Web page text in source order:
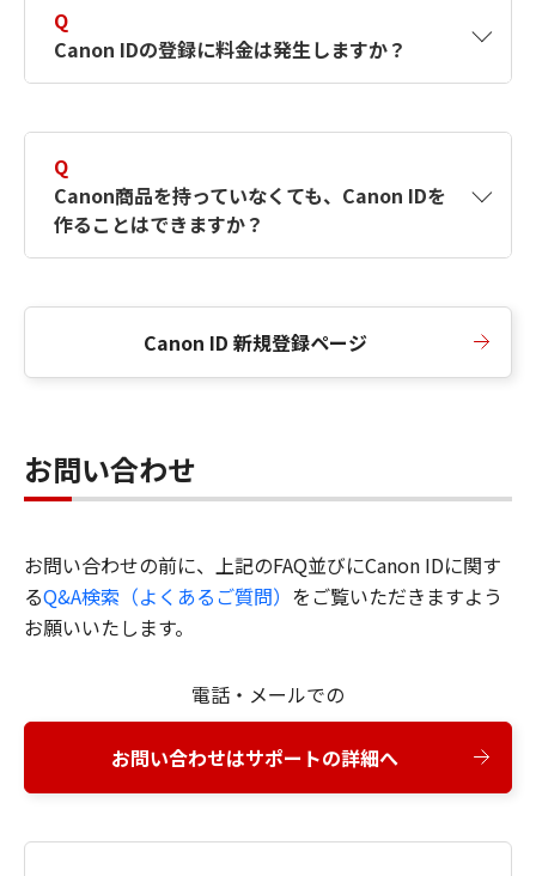
択したサービスから取得します。アカウントを
簡単に作成できるように、この情報を使用して
Canon IDの登録フォームを入力します。
Q
Canon IDの登録に料金は発生しますか？
Q
Canon商品を持っていなくても、Canon IDを
作ることはできますか？
Canon ID 新規登録ページ
お問い合わせ
お問い合わせの前に、上記のFAQ並びにCanon IDに関す
るQ&A検索（よくあるご質問） をご覧いただきますよう
お願いいたします。
電話・メールでの
お問い合わせはサポートの詳細へ